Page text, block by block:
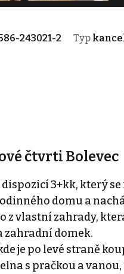
243021-2 Typ
čtvrti Bolevec
3+kk, který se
domu a
z vlastní zahrady,
zahradní domek.
je po levé straně
s pračkou a